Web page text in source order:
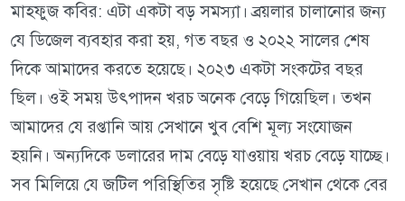
মাহফুজ কবির: এটা একটা বড় সমস্যা। ব্রয়লার চালানোর জন্য
যে ডিজেল ব্যবহার করা হয়, গত বছর ও ২০২২ সালের শেষ
দিকে আমাদের করতে হয়েছে। ২০২৩ একটা সংকটের বছর
ছিল। ওই সময় উৎপাদন খরচ অনেক বেড়ে গিয়েছিল। তখন
আমাদের যে রপ্তানি আয় সেখানে খুব বেশি মূল্য সংযোজন
হয়নি। অন্যদিকে ডলারের দাম বেড়ে যাওয়ায় খরচ বেড়ে যাচ্ছে।
সব মিলিয়ে যে জটিল পরিস্থিতির সৃষ্টি হয়েছে সেখান থেকে বের